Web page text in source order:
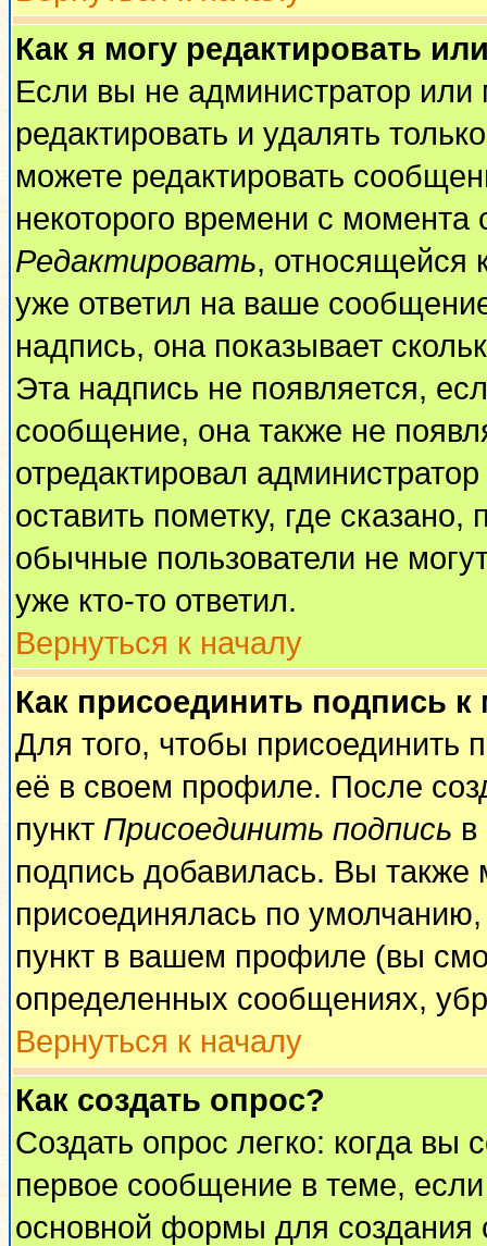
Как я могу редактировать
Если вы не администратор
редактировать и удалять
можете редактировать
некоторого времени с
Редактировать, относящейся
уже ответил на ваше
надпись, она показывает
Эта надпись не появляется,
сообщение, она также не
отредактировал
оставить пометку, где
обычные пользователи не
уже кто-то ответил.
Вернуться к началу
Как присоединить подпись
Для того, чтобы присоединить
её в своем профиле. После
пункт Присоединить подпись
подпись добавилась. Вы также
присоединялась по
пункт в вашем профиле (вы
определенных сообщениях,
Вернуться к началу
Как создать опрос?
Создать опрос легко: когда вы
первое сообщение в теме,
основной формы для